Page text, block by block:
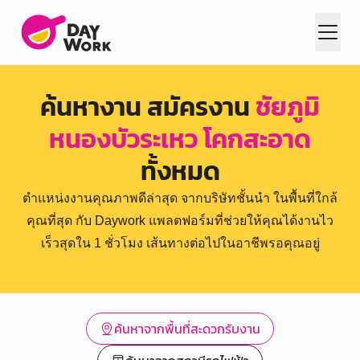
ค้นหางาน สมัครงานชัยภูมิ
หนองบัวระเหว โคกสะอาด
ทั้งหมด
ตำแหน่งงานคุณภาพดีล่าสุด จากบริษัทชั้นนำ ในพื้นที่ใกล้
คุณที่สุด กับ Daywork แพลตฟอร์มที่ช่วยให้คุณได้งานไว
เร็วสุดใน 1 ชั่วโมง เส้นทางต่อไปในอาชีพรอคุณอยู่
ค้นหาจากพื้นที่สะดวกรับงาน